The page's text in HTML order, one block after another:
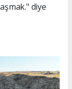
diye